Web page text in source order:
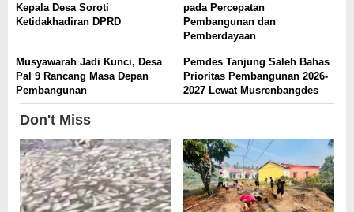
Kepala Desa Soroti
Ketidakhadiran DPRD
pada Percepatan
Pembangunan dan
Pemberdayaan
Musyawarah Jadi Kunci, Desa
Pal 9 Rancang Masa Depan
Pembangunan
Pemdes Tanjung Saleh Bahas
Prioritas Pembangunan 2026-
2027 Lewat Musrenbangdes
Don't Miss